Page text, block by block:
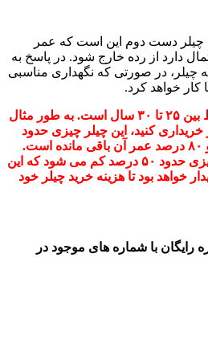
دوم این است که عمر
رده خارج شود. در پاسخ به
صورتی که نگهداری مناسبی
کرد.
عمر یک چیلر به طور متوسط بین ۲۵ تا ۳۰ سال است. به طور مثال
خریداری کنید، این چیلر چیزی حدود
عمر خود را کرده و ۸۰ درصد عمر آن باقی مانده است.
اما معمولا قیمت این چیلر چیزی حدود ۵۰ درصد کم می شود که این
بود تا هزینه خرید چیلر خود
با شماره های موجود در